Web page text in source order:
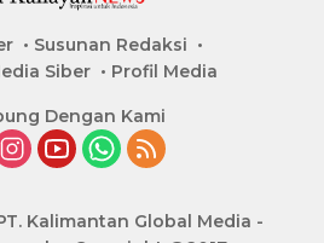
Susunan Redaksi
Siber
Profil Media
Dengan Kami
Kalimantan Global Media -